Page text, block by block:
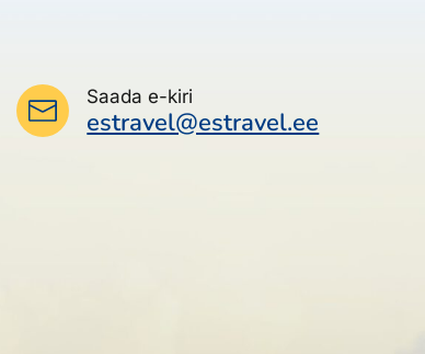
Saada e-kiri
estravel@estravel.ee